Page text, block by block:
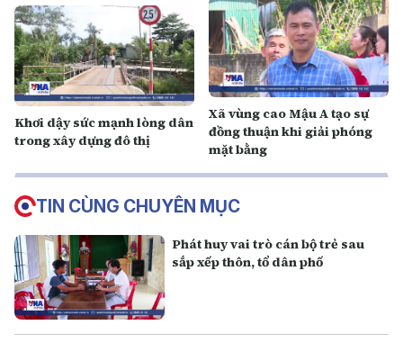
Khơi dậy sức mạnh lòng dân
trong xây dựng đô thị
Xã vùng cao Mậu A tạo sự
đồng thuận khi giải phóng
mặt bằng
TIN CÙNG CHUYÊN MỤC
Phát huy vai trò cán bộ trẻ sau
sắp xếp thôn, tổ dân phố